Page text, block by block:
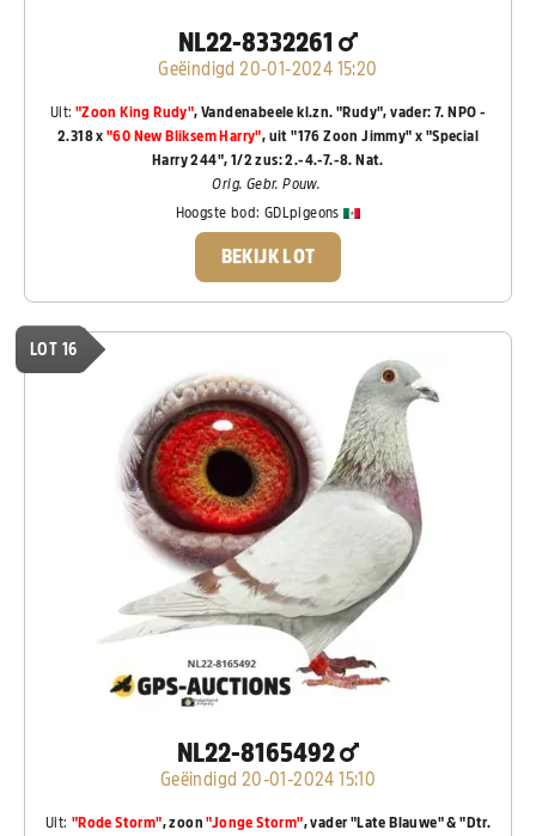
NL22-8332261
Geëindigd 20-01-2024 15:20
Uit: "Zoon King Rudy", Vandenabeele kl.zn. "Rudy", vader: 7. NPO -
2.318 x"60 New Bliksem Harry", uit "176 Zoon Jimmy" x "Special
Harry 244", 1/2 zus: 2.-4.-7.-8. Nat.
Orig. Gebr. Pouw.
Hoogste bod: GDLpigeons
BEKIJK LOT
LOT 16
NL22-8165492
Geëindigd 20-01-2024 15:10
Uit: "Rode Storm", zoon"Jonge Storm", vader "Late Blauwe" & "Dtr.